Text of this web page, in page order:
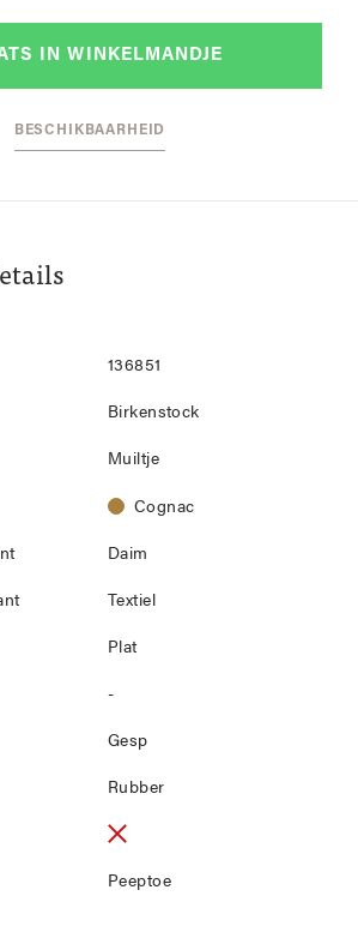
IN WINKELMANDJE
BESCHIKBAARHEID
136851
Birkenstock
Muiltje
Cognac
Daim
Textiel
Plat
-
Gesp
Rubber
Peeptoe